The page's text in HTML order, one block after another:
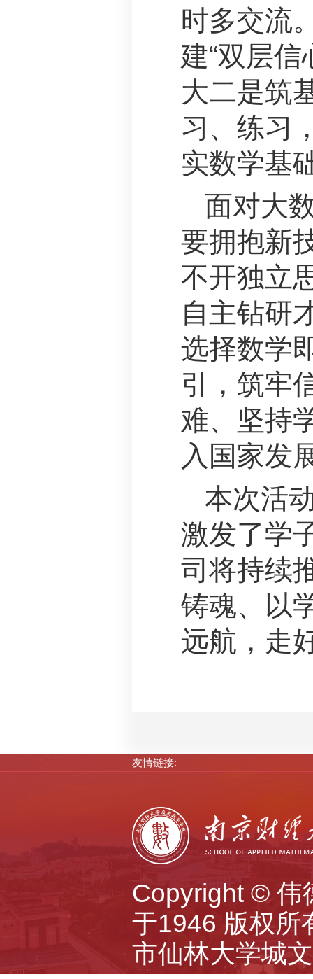
时多交流
建“双层
大二是筑
习、练习
实数学基
面对大
要拥抱新
不开独立
自主钻研
选择数学
引，筑牢
难、坚持
入国家发
本次活
激发了学
司将持续
铸魂、以
远航，走
友情链接:
Copyright © 伟
于1946 版权
市仙林大学城